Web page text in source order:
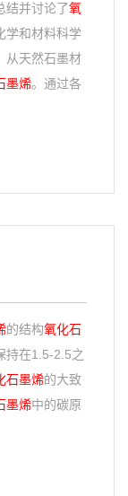
结并讨论了氧
学和材料科学
从天然石墨材
墨烯。通过各
的结构氧化石
持在1.5-2.5之
石墨烯的大致
墨烯中的碳原